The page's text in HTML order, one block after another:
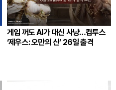
게임 꺼도 AI가 대신 사냥…컴투스
‘제우스: 오만의 신’ 26일 출격